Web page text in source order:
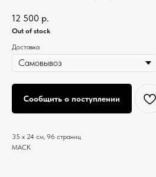
12 500 р.
Out of stock
Доставка
Сообщить о поступлении
35 x 24 см, 96 страниц
MACK